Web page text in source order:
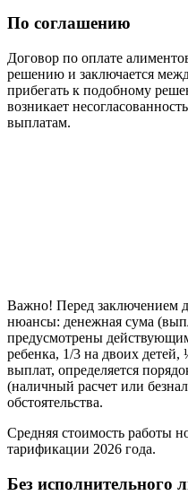
По соглашению
Договор по оплате
решению и заключается
прибегать к подобному
возникает
выплатам.
Важно! Перед заключением
нюансы: денежная сума
предусмотрены
ребенка, 1/3 на двоих детей,
выплат, определяется
(наличный расчет или
обстоятельства.
Средняя стоимость работы
тарификации 2026 года.
Без исполнительного